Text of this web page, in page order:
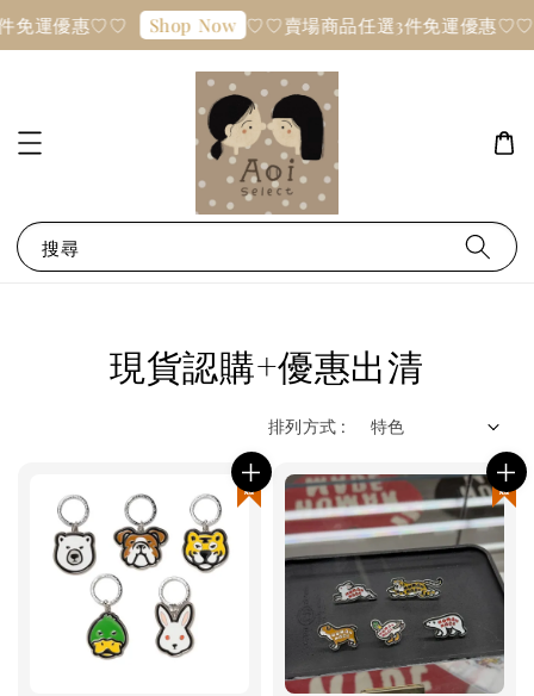
運優惠♡♡ Shop Now ♡♡賣場商品任選3件免運優惠♡♡
搜尋
現貨認購+優惠出清
排列方式 :